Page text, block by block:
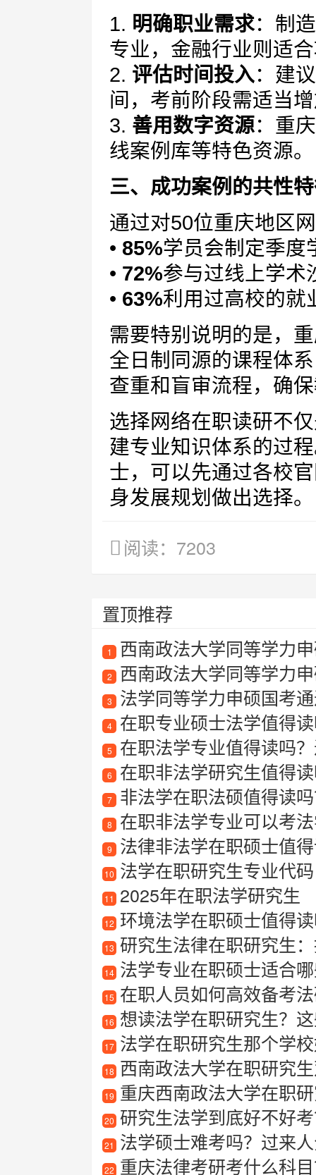
1. 明确职业需求：制
专业，金融行业则适
2. 评估时间投入：建
间，考前阶段需适当
3. 善用数字资源：重
线案例库等特色资源。
三、成功案例的共性
通过对50位重庆地区
• 85%学员会制定季度
• 72%参与过线上学术
• 63%利用过高校的就
需要特别说明的是，
全日制同源的课程体
查重和盲审流程，确
选择网络在职读研不
建专业知识体系的过
士，可以先通过各校
身发展规划做出选择。
阅读：7203
置顶推荐
1 西南政法大学同等学力
2 西南政法大学同等学力
3 法学同等学力申硕国考
4 在职专业硕士法学值得读
5 在职法学专业值得读吗
6 在职非法学研究生值得
7 非法学在职法硕值得读
8 在职非法学专业可以考
9 法律非法学在职硕士值
10 法学在职研究生专业代码
11 2025年在职法学研究生
12 环境法学在职硕士值得
13 研究生法律在职研究生
14 法学专业在职硕士适合哪些
15 在职人员如何高效备考法
16 想读法学在职研究生？
17 法学在职研究生那个学
18 西南政法大学在职研究
19 重庆西南政法大学在职
20 研究生法学到底好不好
21 法学硕士难考吗？过来
22 重庆法律考研考什么科